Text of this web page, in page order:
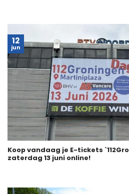
Koop vandaag je E-tickets
zaterdag 13 juni online!
12
jun